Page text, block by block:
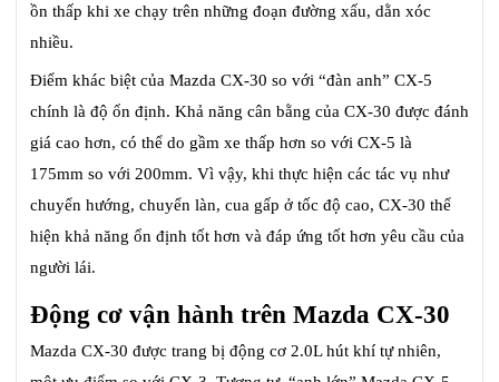
ồn thấp khi xe chạy trên những đoạn đường xấu, dằn xóc
nhiều.
Điểm khác biệt của Mazda CX-30 so với “đàn anh” CX-5
chính là độ ổn định. Khả năng cân bằng của CX-30 được đánh
giá cao hơn, có thể do gầm xe thấp hơn so với CX-5 là
175mm so với 200mm. Vì vậy, khi thực hiện các tác vụ như
chuyển hướng, chuyển làn, cua gấp ở tốc độ cao, CX-30 thể
hiện khả năng ổn định tốt hơn và đáp ứng tốt hơn yêu cầu của
người lái.
Động cơ vận hành trên Mazda CX-30
Mazda CX-30 được trang bị động cơ 2.0L hút khí tự nhiên,